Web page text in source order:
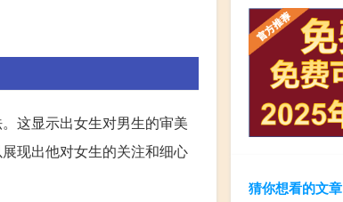
这显示出女生对男生的审美
现出他对女生的关注和细心
猜你想看的文章